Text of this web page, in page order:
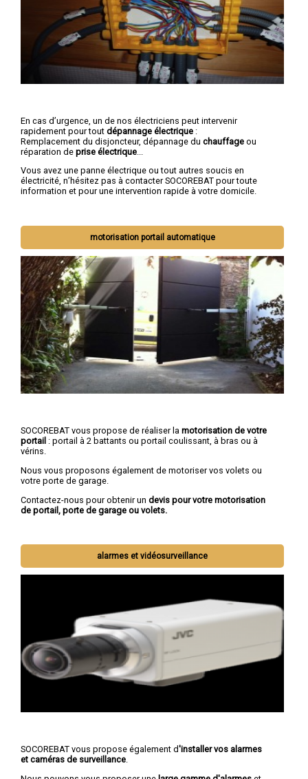
En cas d’urgence, un de nos électriciens peut intervenir
rapidement pour tout dépannage électrique :
Remplacement du disjoncteur, dépannage du chauffage ou
réparation de prise électrique
Vous avez une panne électrique ou tout autres soucis en
électricité, n’hésitez pas à contacter SOCOREBAT pour toute
information et pour une intervention rapide à votre domicile.
motorisation portail automatique
SOCOREBAT vous propose de réaliser la motorisation de votre
portail : portail à 2 battants ou portail coulissant, à bras ou à
vérins.
Nous vous proposons également de motoriser vos volets ou
votre porte de garage.
Contactez-nous pour obtenir un devis pour votre motorisation
de portail, porte de garage ou volets.
alarmes et vidéosurveillance
SOCOREBAT vous propose également d'installer vos alarmes
et caméras de surveillance.